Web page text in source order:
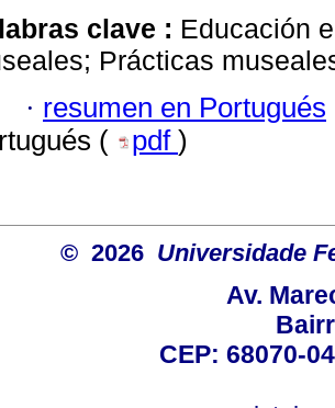
clave : Educación
Prácticas
· resumen en Portugués
(
pdf )
© 2026 Universidade
Av.
CEP: 68070-